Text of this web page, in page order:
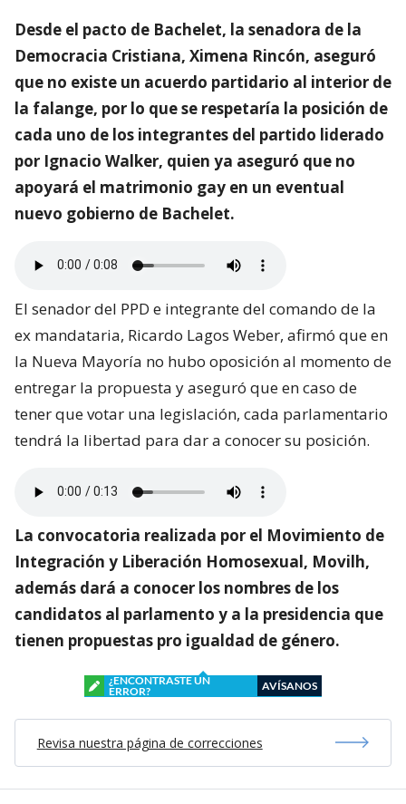
Desde el pacto de Bachelet, la senadora de la
Democracia Cristiana, Ximena Rincón, aseguró
que no existe un acuerdo partidario al interior de
la falange, por lo que se respetaría la posición de
cada uno de los integrantes del partido liderado
por Ignacio Walker, quien ya aseguró que no
apoyará el matrimonio gay en un eventual
nuevo gobierno de Bachelet.
El senador del PPD e integrante del comando de la
ex mandataria, Ricardo Lagos Weber, afirmó que en
la Nueva Mayoría no hubo oposición al momento de
entregar la propuesta y aseguró que en caso de
tener que votar una legislación, cada parlamentario
tendrá la libertad para dar a conocer su posición.
La convocatoria realizada por el Movimiento de
Integración y Liberación Homosexual, Movilh,
además dará a conocer los nombres de los
candidatos al parlamento y a la presidencia que
tienen propuestas pro igualdad de género.
¿ENCONTRASTE UN
ERROR?
AVÍSANOS
Revisa nuestra página de correcciones